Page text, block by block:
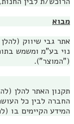
מבוא
אתר גבי שיווק
נוי בע"מ ומשמש
("המוצר").
תקנון האתר להלן
החברה לבין כל
המידע הקיימים בו